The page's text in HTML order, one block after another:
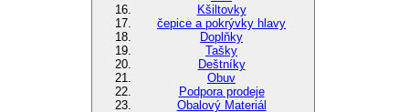
Kšiltovky
čepice a pokrývky hlavy
Doplňky
Tašky
Deštníky
Obuv
Podpora prodeje
Obalový Materiál